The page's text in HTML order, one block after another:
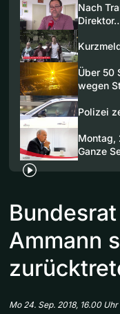
Nach
Über 50
wegen
Polizei
Montag,
Ganze
Ammann
Mo 24. Sep. 2018, 16.00 Uhr